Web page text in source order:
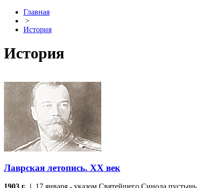
Главная
>
История
История
Лаврская летопись. XX век